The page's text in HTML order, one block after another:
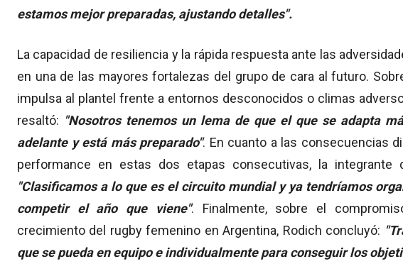
estamos mejor preparadas, ajustando detalles".
La capacidad de resiliencia y la rápida respuesta ante las
en una de las mayores fortalezas del grupo de cara al futuro.
impulsa al plantel frente a entornos desconocidos o climas
resaltó: "Nosotros tenemos un lema de que el que se adapta
adelante y está más preparado". En cuanto a las consecuencias
performance en estas dos etapas consecutivas, la integrante
"Clasificamos a lo que es el circuito mundial y ya tendríamos
competir el año que viene". Finalmente, sobre el
crecimiento del rugby femenino en Argentina, Rodich concluyó:
que se pueda en equipo e individualmente para conseguir los